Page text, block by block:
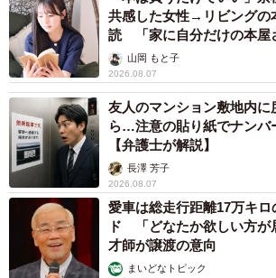
共感した女性→リビングの
読 「家に自分だけの本屋
山岡 もと子
2026.08.07
友人のマンション敷地内に
ら…注意の貼り紙でナンバ
【弁護士が解説】
長澤 芳子
2026.08.07
愛車は総走行距離17万キ
ド 「どなたか欲しい方
才師が譲渡の意向
まいどなトピック